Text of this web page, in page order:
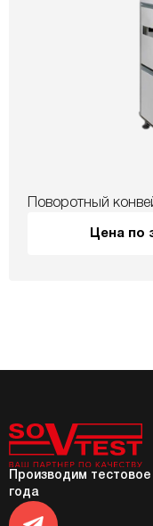
Поворотный
Цена по
Производим
года